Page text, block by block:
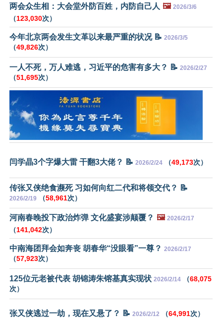
两会众生相：大会堂外防百姓，内防自己人 🖼️ 2026/3/6
（123,030次）
今年北京两会发生文革以来最严重的状况 📝 2026/3/5
（49,826次）
一人不死，万人难逃，习近平的危害有多大？ 📝 2026/2/27
（51,695次）
闫学晶3个字爆大雷 干翻3大佬？ 📝 2026/2/24 （49,173次）
传张又侠绝食濒死 习如何向红二代和将领交代？ 📝
2026/2/19 （58,961次）
河南春晚投下政治炸弹 文化盛宴涉颠覆？ 🖼️ 2026/2/17
（141,042次）
中南海团拜会如奔丧 胡春华“没眼看”一尊？ 2026/2/17
（57,923次）
125位元老被代表 胡锦涛朱镕基真实现状 2026/2/14 （68,075
次）
张又侠逃过一劫，现在又悬了？ 📝 2026/2/12 （64,991次）